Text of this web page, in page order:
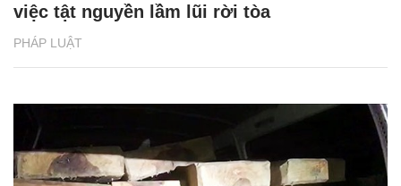
PHÁP LUẬT
việc tật nguyền lầm lũi rời tòa